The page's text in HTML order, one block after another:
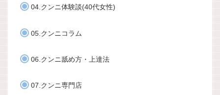
04.クンニ体験談(40代女性)
05.クンニコラム
06.クンニ舐め方・上達法
07.クンニ専門店